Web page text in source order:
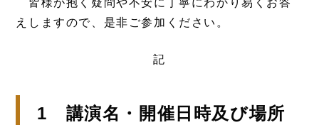
皆様が抱く疑問や不安に丁寧にわかり易くお答
えしますので、是非ご参加ください。
記
1 講演名・開催日時及び場所